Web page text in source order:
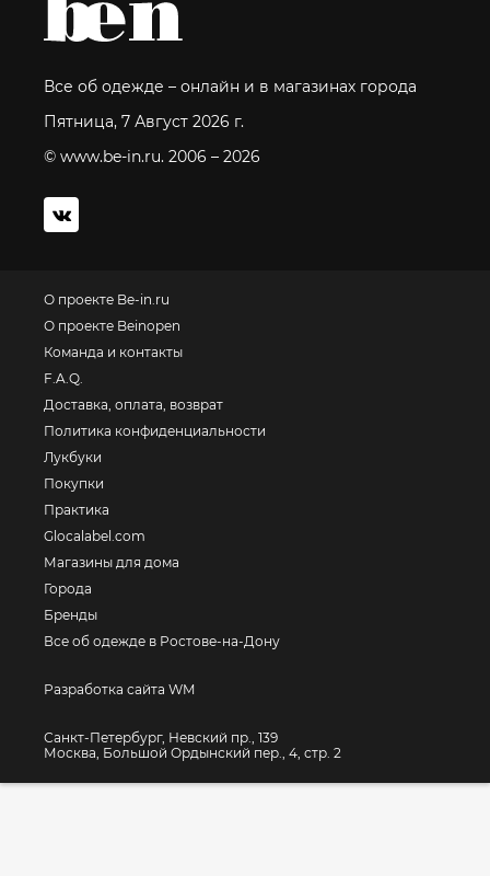
Все об одежде – онлайн и в магазинах города
Пятница, 7 Август 2026 г.
© www.be-in.ru. 2006 – 2026
О проекте Be-in.ru
О проекте Beinopen
Команда и контакты
F.A.Q.
Доставка, оплата, возврат
Политика конфиденциальности
Лукбуки
Покупки
Практика
Glocalabel.com
Магазины для дома
Города
Бренды
Все об одежде в Ростове-на-Дону
Разработка сайта WM
Санкт-Петербург, Невский пр., 139
Москва, Большой Ордынский пер., 4, стр. 2